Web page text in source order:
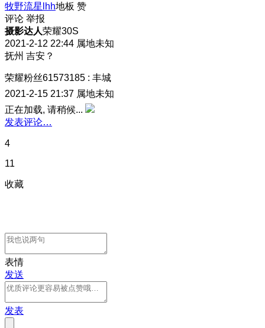
牧野流星lhh地板 赞
评论 举报
摄影达人荣耀30S
2021-2-12 22:44 属地未知
抚州 吉安？
荣耀粉丝61573185 : 丰城
2021-2-15 21:37 属地未知
正在加载, 请稍候...
发表评论…
4
11
收藏
表情
发送
发表